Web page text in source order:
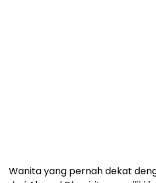
Wanita yang pernah dekat